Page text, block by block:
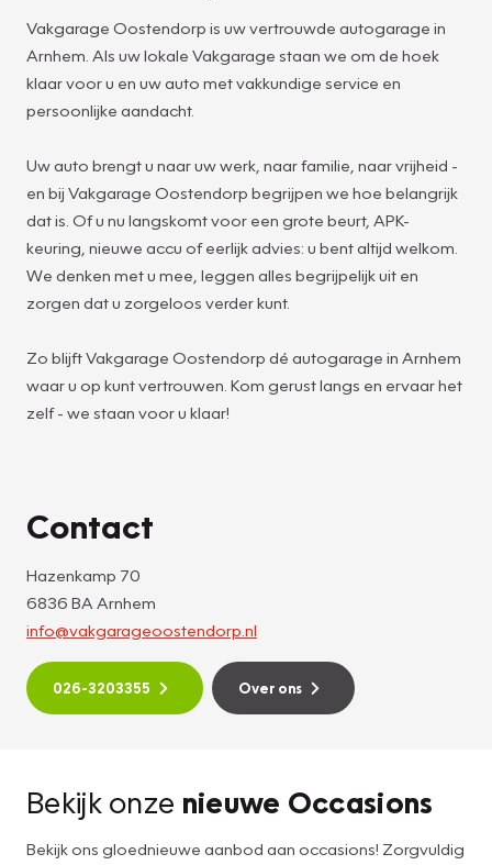
Vakgarage Oostendorp is uw vertrouwde autogarage in
Arnhem. Als uw lokale Vakgarage staan we om de hoek
klaar voor u en uw auto met vakkundige service en
persoonlijke aandacht.
Uw auto brengt u naar uw werk, naar familie, naar vrijheid -
en bij Vakgarage Oostendorp begrijpen we hoe belangrijk
dat is. Of u nu langskomt voor een grote beurt, APK-
keuring, nieuwe accu of eerlijk advies: u bent altijd welkom.
We denken met u mee, leggen alles begrijpelijk uit en
zorgen dat u zorgeloos verder kunt.
Zo blijft Vakgarage Oostendorp dé autogarage in Arnhem
waar u op kunt vertrouwen. Kom gerust langs en ervaar het
zelf - we staan voor u klaar!
Contact
Hazenkamp 70
6836 BA Arnhem
info@vakgarageoostendorp.nl
026-3203355 Over ons
Bekijk onze nieuwe Occasions
Bekijk ons gloednieuwe aanbod aan occasions! Zorgvuldig